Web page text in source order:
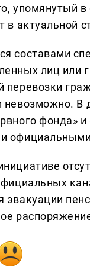
упомянутый
в актуальной
составами
лиц или
перевозки
невозможно.
фонда»